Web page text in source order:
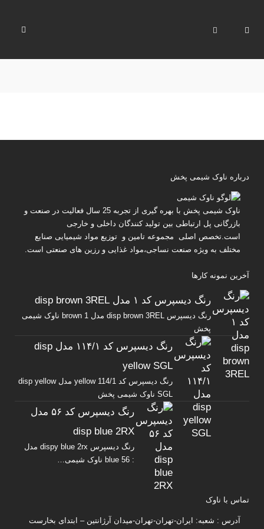
درباره ناوک شیمی پخش
ناوک شیمی پخش
با بهره گیری از تجربه 25 سال فعالیت در صنعت و
بازرگانی پل ارتباطی بین تولید کنندگان داخلی و خارجی
است.تخصص اصلی مجموعه تامین و توزیع مواد شیمیایی صنایع
مختلف به ویژه صنعت نساجی،مواد غذایی و رزین های صنعتی است.
آخرین نمونه کارها
رنگ دیسپرس کد ۱ مدل disp brown 3REL
رنگ دیسپرس disp brown 3REL مدل brown 1 ناوک شیمی
پخش
رنگ دیسپرس کد ۱۱۴/۱ مدل disp
yellow SGL
رنگ دیسپرس کد yellow 114/1 مدل disp yellow
SGL ناوک شیمی پخش
رنگ دیسپرس کد ۵۶ مدل
disp blue 2RX
رنگ دیسپرس dispy blue 2rx مدل
: blue 56 ناوک شیمی…
تماس با ناوک
آدرس : شعبه: ایران-تهران-تهران-میدان آرژانتین – ابتدای بخارست